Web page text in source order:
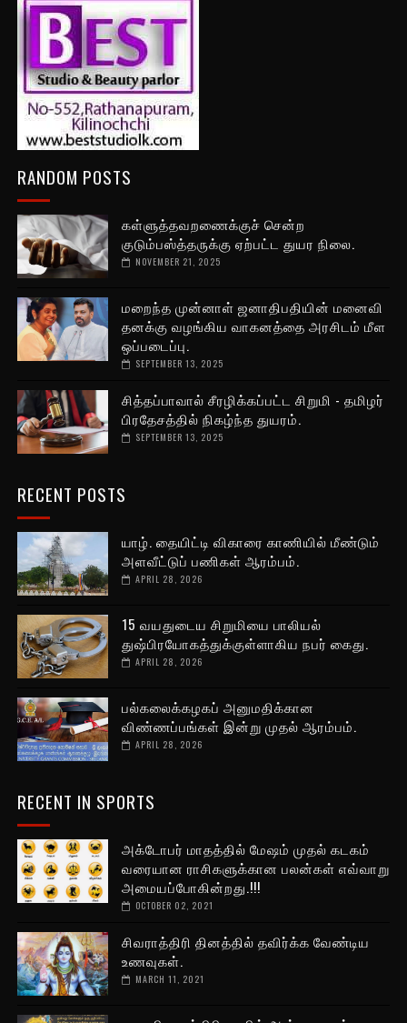
RANDOM POSTS
கள்ளுத்தவறணைக்குச் சென்ற
குடும்பஸ்த்தருக்கு ஏற்பட்ட துயர நிலை.
NOVEMBER 21, 2025
மறைந்த முன்னாள் ஜனாதிபதியின் மனைவி
தனக்கு வழங்கிய வாகனத்தை அரசிடம் மீள
ஒப்படைப்பு.
SEPTEMBER 13, 2025
சித்தப்பாவால் சீரழிக்கப்பட்ட சிறுமி - தமிழர்
பிரதேசத்தில் நிகழ்ந்த துயரம்.
SEPTEMBER 13, 2025
RECENT POSTS
யாழ். தையிட்டி விகாரை காணியில் மீண்டும்
அளவீட்டுப் பணிகள் ஆரம்பம்.
APRIL 28, 2026
15 வயதுடைய சிறுமியை பாலியல்
துஷ்பிரயோகத்துக்குள்ளாகிய நபர் கைது.
APRIL 28, 2026
பல்கலைக்கழகப் அனுமதிக்கான
விண்ணப்பங்கள் இன்று முதல் ஆரம்பம்.
APRIL 28, 2026
RECENT IN SPORTS
அக்டோபர் மாதத்தில் மேஷம் முதல் கடகம்
வரையான ராசிகளுக்கான பலன்கள் எவ்வாறு
அமையப்போகின்றது.!!!
OCTOBER 02, 2021
சிவராத்திரி தினத்தில் தவிர்க்க வேண்டிய
உணவுகள்.
MARCH 11, 2021